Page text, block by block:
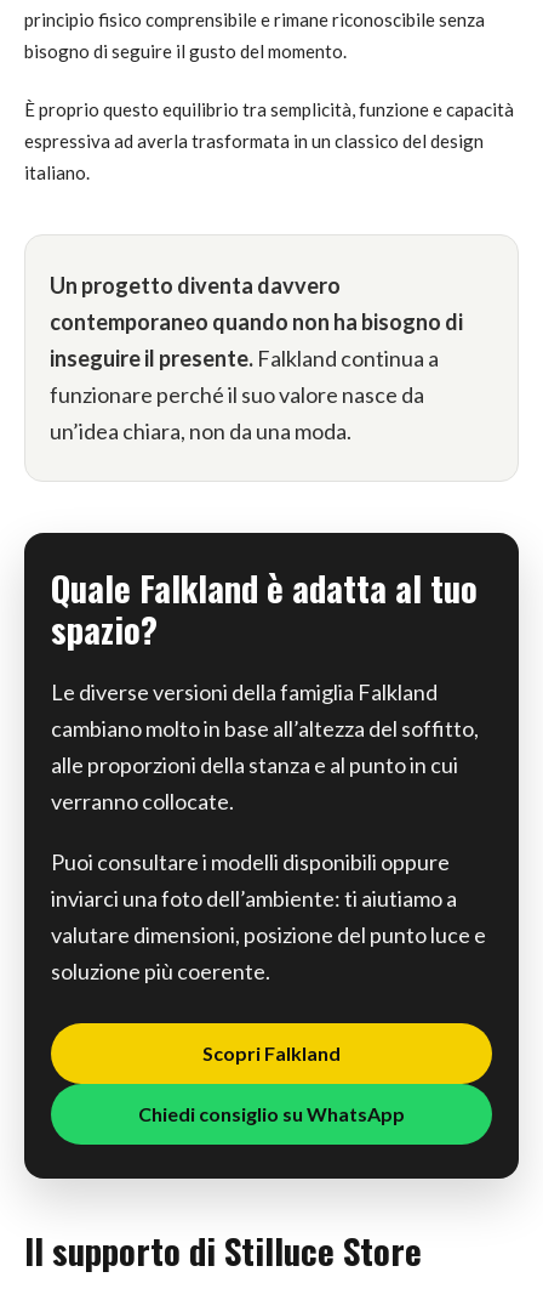
principio fisico comprensibile e rimane riconoscibile senza
bisogno di seguire il gusto del momento.
È proprio questo equilibrio tra semplicità, funzione e capacità
espressiva ad averla trasformata in un classico del design
italiano.
Un progetto diventa davvero
contemporaneo quando non ha bisogno di
inseguire il presente. Falkland continua a
funzionare perché il suo valore nasce da
un’idea chiara, non da una moda.
Quale Falkland è adatta al tuo
spazio?
Le diverse versioni della famiglia Falkland
cambiano molto in base all’altezza del soffitto,
alle proporzioni della stanza e al punto in cui
verranno collocate.
Puoi consultare i modelli disponibili oppure
inviarci una foto dell’ambiente: ti aiutiamo a
valutare dimensioni, posizione del punto luce e
soluzione più coerente.
Scopri Falkland
Chiedi consiglio su WhatsApp
Il supporto di Stilluce Store